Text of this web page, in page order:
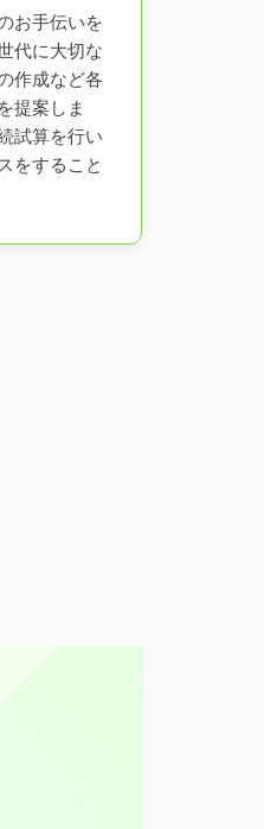
お手伝いを
代に大切な
作成など各
提案しま
試算を行い
をすること